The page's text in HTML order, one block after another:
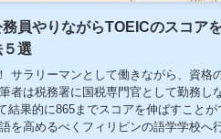
務員やりながらTOEICのスコア
選
サラリーマンとして働きながら、資格
者は税務署に国税専門官として勤務し
結果的に865までスコアを伸ばすことが
を高めるべくフィリピンの語学学校へ